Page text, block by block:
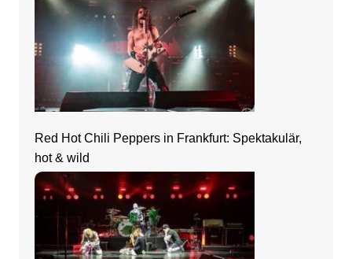
Red Hot Chili Peppers in Frankfurt: Spektakulär,
hot & wild